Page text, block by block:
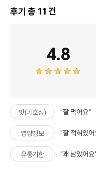
후기 총 11 건
4.8
맛(기호성) "잘 먹어요"
영양정보 "잘 적혀있어
유통기한 "꽤 남았어요"